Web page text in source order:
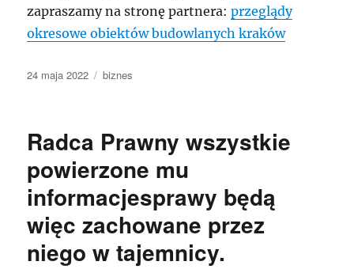
zapraszamy na stronę partnera:przeglądy
okresowe obiektów budowlanych kraków
Data
24 maja 2022 Kategorie
biznes
Radca Prawny wszystkie
powierzone mu
informacjesprawy będą
więc zachowane przez
niego w tajemnicy.